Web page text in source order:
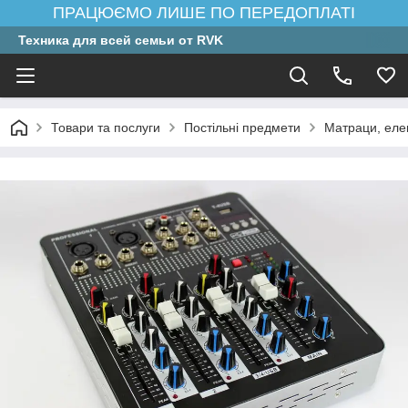
ПРАЦЮЄМО ЛИШЕ ПО ПЕРЕДОПЛАТІ
Техника для всей семьи от RVK
Товари та послуги Постільні предмети Матраци,